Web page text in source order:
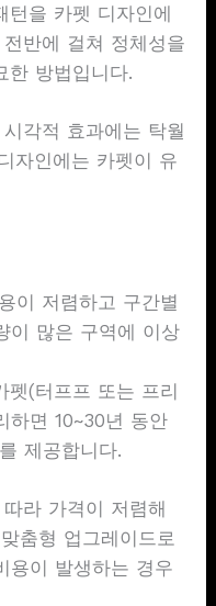
턴을 카펫 디자인에
반에 걸쳐 정체성을
한 방법입니다.
각적 효과에는 탁월
자인에는 카펫이 유
이 저렴하고 구간별
이 많은 구역에 이상
펫(터프프 또는 프리
하면 10~30년 동안
제공합니다.
라 가격이 저렴해
춤형 업그레이드로
용이 발생하는 경우